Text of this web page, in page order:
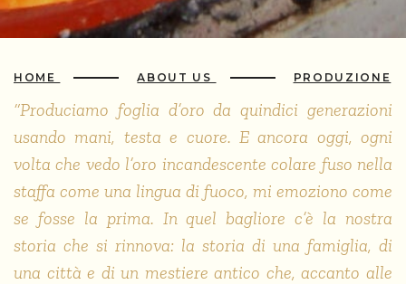
HOME ABOUT US PRODUZIONE
“Produciamo foglia d’oro da quindici generazioni
usando mani, testa e cuore. E ancora oggi, ogni
volta che vedo l’oro incandescente colare fuso nella
staffa come una lingua di fuoco, mi emoziono come
se fosse la prima. In quel bagliore c’è la nostra
storia che si rinnova: la storia di una famiglia, di
una città e di un mestiere antico che, accanto alle